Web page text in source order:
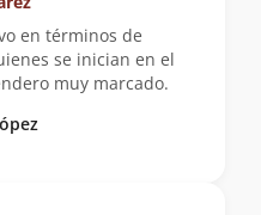
en términos de
se inician en el
muy marcado.